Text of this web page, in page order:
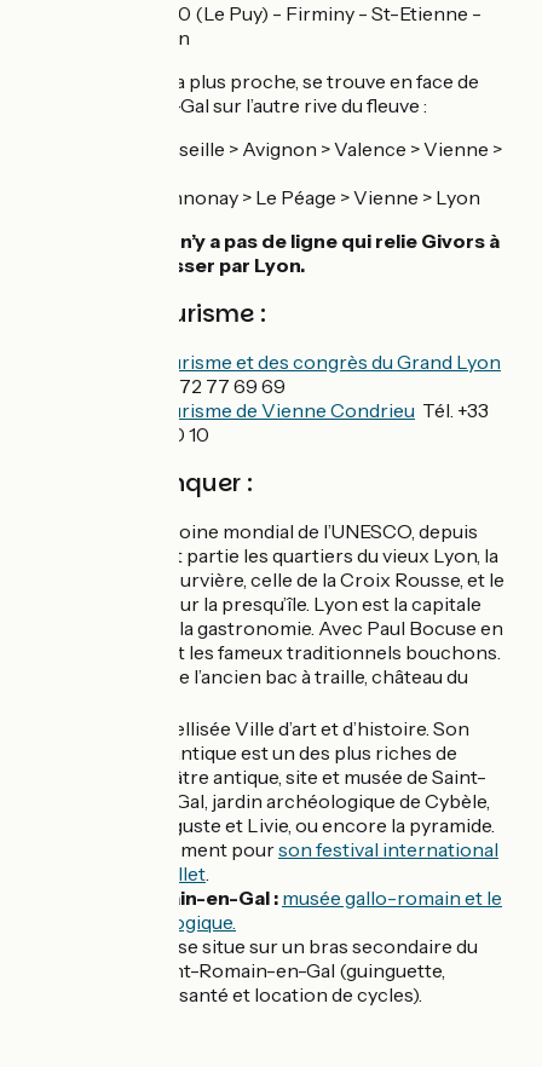
TER : Ligne 10 (Le Puy) - Firminy - St-Etienne -
Givors – Lyon
la plus proche, se trouve en face de
Saint-Romain-en-Gal sur l’autre rive du fleuve :
Ligne 5 : Marseille > Avignon > Valence > Vienne >
Ligne 75 : Annonay > Le Péage > Vienne > Lyon
Faire attention, il n’y a pas de ligne qui relie Givors à
Vienne, il faut passer par Lyon.
Offices de tourisme :
Office de tourisme et des congrès du Grand Lyon
Tél. +33 (0)4 72 77 69 69
Office de tourisme de Vienne Condrieu Tél. +33
(0)4 74 53 70 10
A ne pas manquer :
Patrimoine mondial de l’UNESCO, depuis
1998. En font partie les quartiers du vieux Lyon, la
colline de Fourvière, celle de la Croix Rousse, et le
centre ville sur la presqu’île. Lyon est la capitale
française de la gastronomie. Avec Paul Bocuse en
chef de file et les fameux traditionnels bouchons.
tour de l’ancien bac à traille, château du
labellisée Ville d’art et d’histoire. Son
patrimoine antique est un des plus riches de
France : théâtre antique, site et musée de Saint-
Romain-en-Gal, jardin archéologique de Cybèle,
temple d’Auguste et Livie, ou encore la pyramide.
Connu également pourson festival international
de jazz en juillet.
Saint-Romain-en-Gal : musée gallo-romain et le
site archéologique.
se situe sur un bras secondaire du
Rhône à Saint-Romain-en-Gal (guinguette,
parcours de santé et location de cycles).